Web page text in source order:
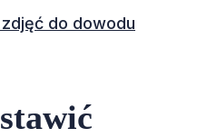
do dowodu